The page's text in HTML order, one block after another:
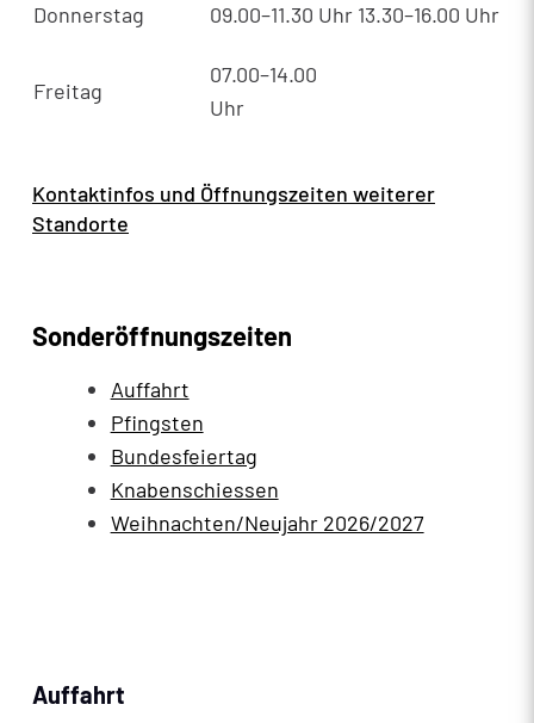
Donnerstag 09.00–11.30 Uhr 13.30–16.00 Uhr
Freitag
07.00–14.00
Uhr
Kontaktinfos und Öffnungszeiten weiterer
Standorte
Sonderöffnungszeiten
Auffahrt
Pfingsten
Bundesfeiertag
Knabenschiessen
Weihnachten/Neujahr 2026/2027
Auffahrt